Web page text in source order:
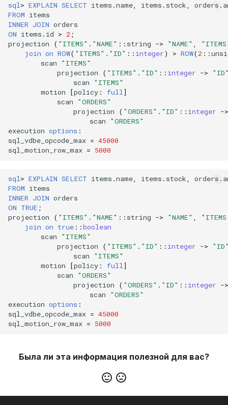
sql> EXPLAIN SELECT items .name, items . stock, orders .
FROM items
INNER JOIN orders
ON items . id > 2;
projection
( "ITEMS" . "NAME" :: string -> "NAME" ,
join on ROW( "ITEMS" . "ID" :: integer) > ROW(2 ::
scan
"ITEMS"
projection
( "ITEMS" . "ID" :: integer ->
scan
"ITEMS"
motion
[policy : full]
scan
"ORDERS"
projection
( "ORDERS" . "ID" :: integer ->
scan
"ORDERS"
execution options :
sql_vdbe_opcode_max = 45000
sql_motion_row_max = 5000
sql> EXPLAIN SELECT items .name, items . stock, orders .
FROM items
INNER JOIN orders
ON TRUE ;
projection
( "ITEMS" . "NAME" :: string -> "NAME" ,
join on true ::boolean
scan
"ITEMS"
projection
( "ITEMS" . "ID" :: integer ->
scan
"ITEMS"
motion
[policy : full]
scan
"ORDERS"
projection
( "ORDERS" . "ID" :: integer ->
scan
"ORDERS"
execution options :
sql_vdbe_opcode_max = 45000
sql_motion_row_max = 5000
Была ли эта информация полезной для вас?